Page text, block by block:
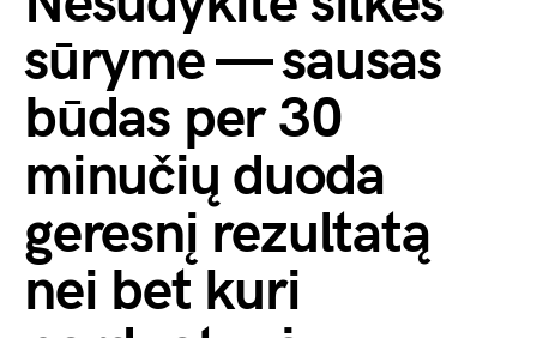
sūryme — sausas
būdas per 30
minučių duoda
geresnį rezultatą
nei bet kuri